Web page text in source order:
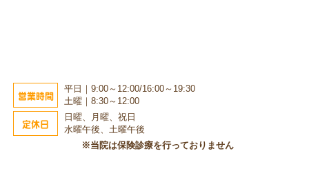
営業時間
平日｜9:00～12:00/16:00～19:30
土曜｜8:30～12:00
定休日
日曜、月曜、祝日
水曜午後、土曜午後
※当院は保険診療を行っておりません